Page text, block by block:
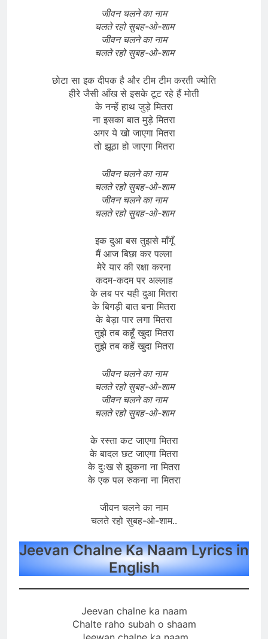
जीवन चलने का नाम
चलते रहो सुबह-ओ-शाम
जीवन चलने का नाम
चलते रहो सुबह-ओ-शाम
छोटा सा इक दीपक है और टीम टीम करती ज्योति
हीरे जैसी आँख से इसके टूट रहे हैं मोती
के नन्हें हाथ जुड़े मितरा
ना इसका बात मुड़े मितरा
अगर ये खो जाएगा मितरा
तो झूठा हो जाएगा मितरा
जीवन चलने का नाम
चलते रहो सुबह-ओ-शाम
जीवन चलने का नाम
चलते रहो सुबह-ओ-शाम
इक दुआ बस तुझसे माँगूँ
मैं आज बिछा कर पल्ला
मेरे यार की रक्षा करना
कदम-कदम पर अल्लाह
के लब पर यही दुआ मितरा
के बिगड़ी बात बना मितरा
के बेड़ा पार लगा मितरा
तुझे तब कहूँ खुदा मितरा
तुझे तब कहें खुदा मितरा
जीवन चलने का नाम
चलते रहो सुबह-ओ-शाम
जीवन चलने का नाम
चलते रहो सुबह-ओ-शाम
के रस्ता कट जाएगा मितरा
के बादल छट जाएगा मितरा
के दुःख से झुकना ना मितरा
के एक पल रुकना ना मितरा
जीवन चलने का नाम
चलते रहो सुबह-ओ-शाम..
Jeevan Chalne Ka Naam Lyrics in
English
Jeevan chalne ka naam
Chalte raho subah o shaam